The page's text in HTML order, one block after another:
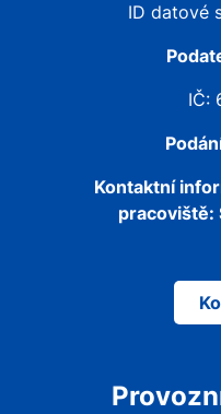
ID datové
IČ:
Kontaktní
pracoviště: